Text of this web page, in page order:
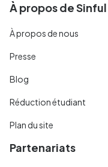
À propos de Sinful
À propos de nous
Presse
Blog
Réduction étudiant
Plan du site
Partenariats